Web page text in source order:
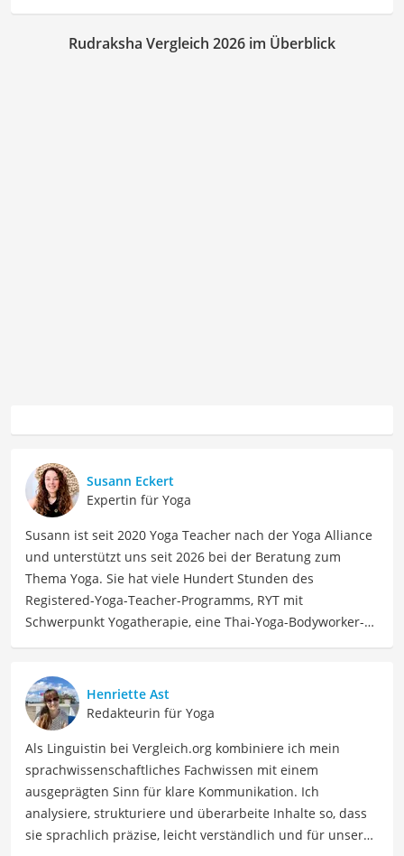
Rudraksha Vergleich 2026 im Überblick
Susann Eckert
Expertin für Yoga
Susann ist seit 2020 Yoga Teacher nach der Yoga Alliance
und unterstützt uns seit 2026 bei der Beratung zum
Thema Yoga. Sie hat viele Hundert Stunden des
Registered-Yoga-Teacher-Programms, RYT mit
Schwerpunkt Yogatherapie, eine Thai-Yoga-Bodyworker-
Physiotherapie, findet sie in ihrer Berufung Yoga zu
unterrichten wieder. Aspekte vom Tanzunterricht und
Physiotherapieansätze findet sie in ihrer Leidenschaft,
dem Yoga-Unterricht, wieder. In ihrer Freizeit fährt
Susann gern Rad, auch ihr Urlaub ist oft als Bikepacking
geplant. Außerdem arbeitet sie gern kreativ, vor allem mit
Farbe.
Der Rudraksha-Vergleich ist aus unserer Sicht besonders
Henriette Ast
Redakteurin für Yoga
Als Linguistin bei Vergleich.org kombiniere ich mein
sprachwissenschaftliches Fachwissen mit einem
ausgeprägten Sinn für klare Kommunikation. Ich
analysiere, strukturiere und überarbeite Inhalte so, dass
sie sprachlich präzise, leicht verständlich und für unsere